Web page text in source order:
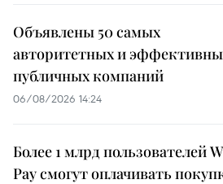
Объявлены 50 самых
авторитетных и
публичных компаний
06/08/2026 14:24
Более 1 млрд пользователей
Pay смогут оплачивать